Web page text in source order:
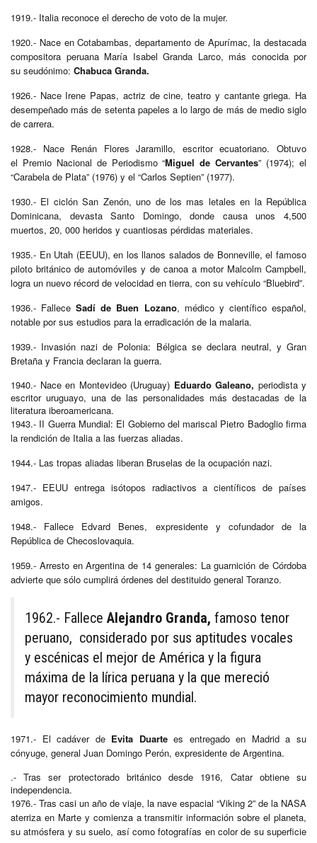
1919.- Italia reconoce el derecho de voto de la mujer.
1920.- Nace en Cotabambas, departamento de Apurímac, la destacada
compositora peruana María Isabel Granda Larco, más conocida por
su seudónimo: Chabuca Granda.
1926.- Nace Irene Papas, actriz de cine, teatro y cantante griega. Ha
desempeñado más de setenta papeles a lo largo de más de medio siglo
de carrera.
1928.- Nace Renán Flores Jaramillo, escritor ecuatoriano. Obtuvo
el Premio Nacional de Periodismo “Miguel de Cervantes” (1974); el
“Carabela de Plata” (1976) y el “Carlos Septien” (1977).
1930.- El ciclón San Zenón, uno de los mas letales en la República
Dominicana, devasta Santo Domingo, donde causa unos 4,500
muertos, 20, 000 heridos y cuantiosas pérdidas materiales.
1935.- En Utah (EEUU), en los llanos salados de Bonneville, el famoso
piloto británico de automóviles y de canoa a motor Malcolm Campbell,
logra un nuevo récord de velocidad en tierra, con su vehículo “Bluebird”.
1936.- FalleceSadí de Buen Lozano, médico y científico español,
notable por sus estudios para la erradicación de la malaria.
1939.- Invasión nazi de Polonia: Bélgica se declara neutral, y Gran
Bretaña y Francia declaran la guerra.
1940.- Nace en Montevideo (Uruguay) Eduardo Galeano, periodista y
escritor uruguayo, una de las personalidades más destacadas de la
literatura iberoamericana.
1943.- II Guerra Mundial: El Gobierno del mariscal Pietro Badoglio firma
la rendición de Italia a las fuerzas aliadas.
1944.- Las tropas aliadas liberan Bruselas de la ocupación nazi.
1947.- EEUU entrega isótopos radiactivos a científicos de países
amigos.
1948.- Fallece Edvard Benes, expresidente y cofundador de la
República de Checoslovaquia.
1959.- Arresto en Argentina de 14 generales: La guarnición de Córdoba
advierte que sólo cumplirá órdenes del destituido general Toranzo.
1962.- Fallece Alejandro Granda, famoso tenor
peruano, considerado por sus aptitudes vocales
y escénicas el mejor de América y la figura
máxima de la lírica peruana y la que mereció
mayor reconocimiento mundial.
1971.- El cadáver de Evita Duartees entregado en Madrid a su
cónyuge, general Juan Domingo Perón, expresidente de Argentina.
.- Tras ser protectorado británico desde 1916, Catar obtiene su
independencia.
1976.- Tras casi un año de viaje, la nave espacial “Viking 2” de la NASA
aterriza en Marte y comienza a transmitir información sobre el planeta,
su atmósfera y su suelo, así como fotografías en color de su superficie